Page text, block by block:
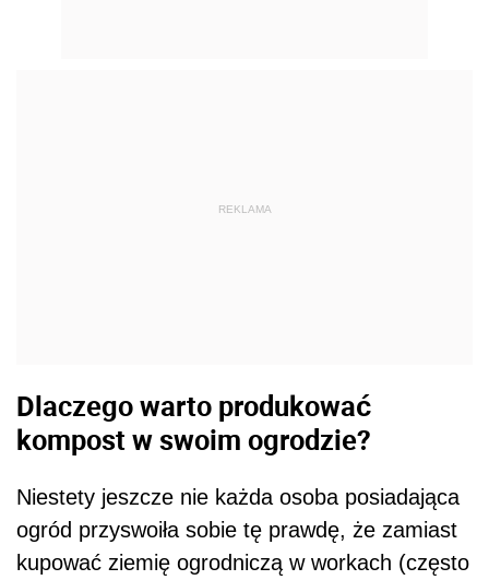
REKLAMA
Dlaczego warto produkować
kompost w swoim ogrodzie?
Niestety jeszcze nie każda osoba posiadająca
ogród przyswoiła sobie tę prawdę, że zamiast
kupować ziemię ogrodniczą w workach (często